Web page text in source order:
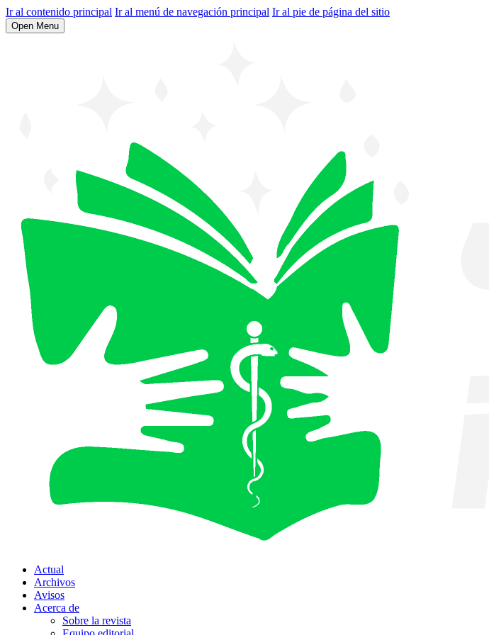
Ir al contenido principal Ir al menú de navegación principal Ir al pie de página del sitio
Open Menu
Actual
Archivos
Avisos
Acerca de
Sobre la revista